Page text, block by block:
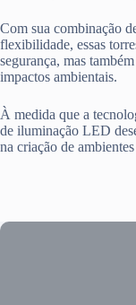
Com sua combinação
flexibilidade, essas
segurança, mas
impactos ambientais.
À medida que a
de iluminação LED
na criação de